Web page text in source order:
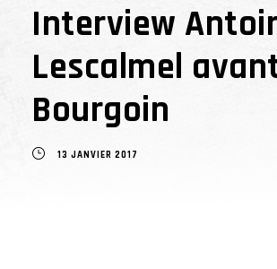
Interview
Lescalmel
Bourgoin
13 JANVIER 2017